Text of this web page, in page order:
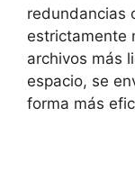
redundancias
estrictamente
archivos más
espacio, se
forma más